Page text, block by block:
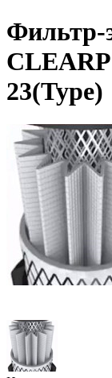
Фильтр-
23(Type)